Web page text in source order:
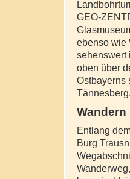
GEO-
ebenso wie
sehenswert
oben über
Ostbayerns
Tännesberg.
Entlang
Burg